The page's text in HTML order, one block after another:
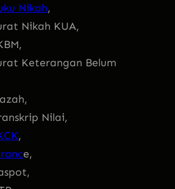
Nikah,
Nikah KUA,
Keterangan Belum
Nilai,
,
e,